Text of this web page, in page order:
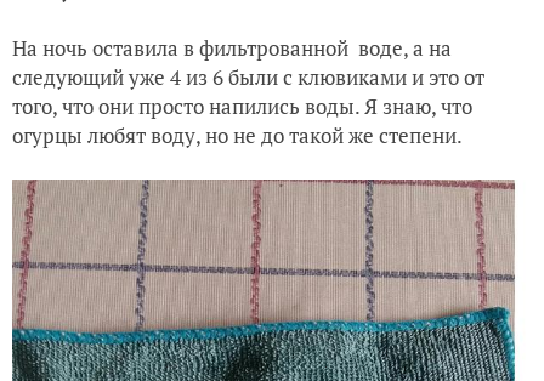
На ночь оставила в фильтрованной воде, а на
следующий уже 4 из 6 были с клювиками и это от
того, что они просто напились воды. Я знаю, что
огурцы любят воду, но не до такой же степени.